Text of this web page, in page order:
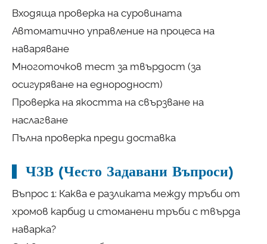
Входяща проверка на суровината
Автоматично управление на процеса на
наваряване
Многоточков тест за твърдост (за
осигуряване на еднородност)
Проверка на якостта на свързване на
наслагване
Пълна проверка преди доставка
ЧЗВ (Често Задавани Въпроси)
Въпрос 1: Каква е разликата между тръби от
хромов карбид и стоманени тръби с твърда
наварка?